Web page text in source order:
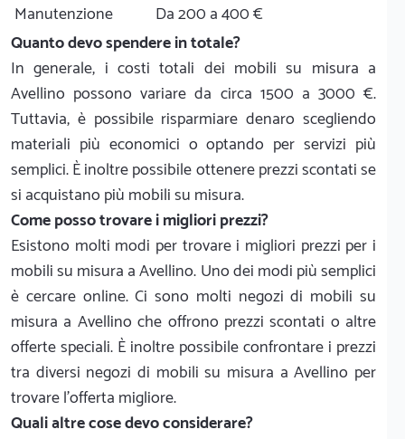
Manutenzione
Da 200 a 400 €
Quanto devo spendere in totale?
In generale, i costi totali dei mobili su misura a
Avellino possono variare da circa 1500 a 3000 €.
Tuttavia, è possibile risparmiare denaro scegliendo
materiali più economici o optando per servizi più
semplici. È inoltre possibile ottenere prezzi scontati se
si acquistano più mobili su misura.
Come posso trovare i migliori prezzi?
Esistono molti modi per trovare i migliori prezzi per i
mobili su misura a Avellino. Uno dei modi più semplici
è cercare online. Ci sono molti negozi di mobili su
misura a Avellino che offrono prezzi scontati o altre
offerte speciali. È inoltre possibile confrontare i prezzi
tra diversi negozi di mobili su misura a Avellino per
trovare l'offerta migliore.
Quali altre cose devo considerare?